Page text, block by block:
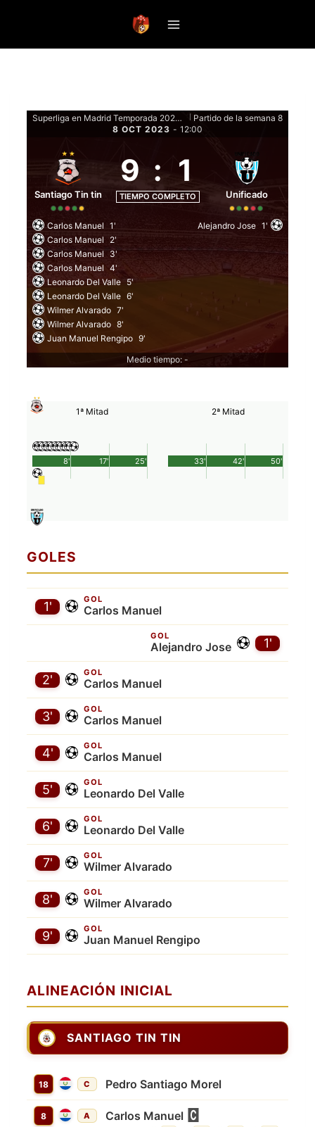
Superliga en Madrid Temporada 2023 Clausura - Fase de grupos
Partido de la semana 8
8 OCT 2023 - 12:00
Santiago Tin tin
9 : 1
TIEMPO COMPLETO Unificado
Carlos Manuel 1'
Carlos Manuel
2'
Carlos Manuel
3'
Carlos Manuel 4'
Leonardo Del Valle 5'
Leonardo Del Valle 6'
Wilmer Alvarado 7'
Wilmer Alvarado 8'
Juan Manuel Rengipo 9'
Alejandro Jose 1'
Medio tiempo: -
1ª Mitad
25'
8' 17'
2ª Mitad
50'
33' 42'
GOLES
GOL
Carlos Manuel
1'
1'
GOL
Alejandro Jose
GOL
Carlos Manuel
2'
GOL
Carlos Manuel
3'
GOL
Carlos Manuel
4'
GOL
Leonardo Del Valle
5'
GOL
Leonardo Del Valle
6'
GOL
Wilmer Alvarado
7'
GOL
Wilmer Alvarado
8'
GOL
Juan Manuel Rengipo
9'
ALINEACIÓN INICIAL
SANTIAGO TIN TIN
18 C Pedro Santiago Morel
8 A Carlos Manuel